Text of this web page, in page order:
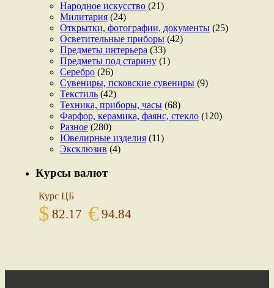
Народное искусство (21)
Милитария (24)
Открытки, фотографии, документы (25)
Осветительные приборы (42)
Предметы интерьера (33)
Предметы под старину (1)
Серебро (26)
Сувениры, псковские сувениры (9)
Текстиль (42)
Техника, приборы, часы (68)
Фарфор, керамика, фаянс, стекло (120)
Разное (280)
Ювелирные изделия (11)
Эксклюзив (4)
Курсы валют
Курс ЦБ
$ 82.17 € 94.84